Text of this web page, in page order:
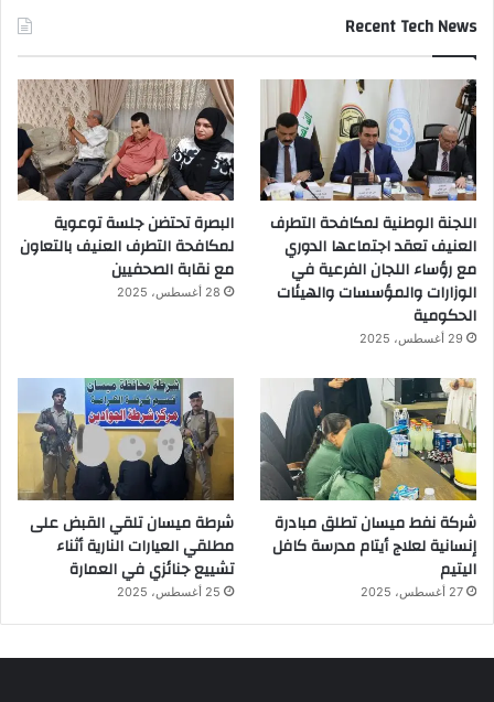
Recent Tech News
اللجنة الوطنية لمكافحة التطرف
العنيف تعقد اجتماعها الدوري
مع رؤساء اللجان الفرعية في
الوزارات والمؤسسات والهيئات
الحكومية
29 أغسطس، 2025
البصرة تحتضن جلسة توعوية
لمكافحة التطرف العنيف بالتعاون
مع نقابة الصحفيين
28 أغسطس، 2025
شركة نفط ميسان تطلق مبادرة
إنسانية لعلاج أيتام مدرسة كافل
اليتيم
27 أغسطس، 2025
شرطة ميسان تلقي القبض على
مطلقي العيارات النارية أثناء
تشييع جنائزي في العمارة
25 أغسطس، 2025